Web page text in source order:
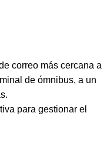
correo más cercana a
de ómnibus, a un
para gestionar el